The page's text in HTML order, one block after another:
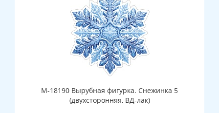
М-18190 Вырубная фигурка. Снежинка 5
(двухсторонняя, ВД-лак)